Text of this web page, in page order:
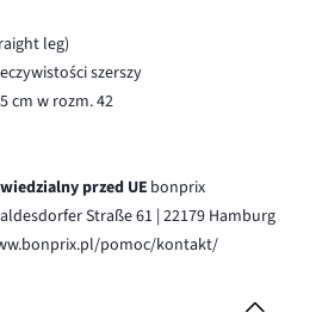
leg)
szerszy
cm w rozm. 42
przed UEbonprix
Straße 61 | 22179 Hamburg
pomoc/kontakt/